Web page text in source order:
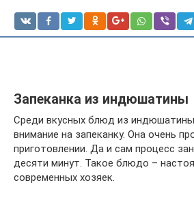
Запеканка из индюшатины
Среди вкусных блюд из
внимание на запеканку. Она очень
приготовлении. Да и сам процесс
десяти минут. Такое блюдо –
современных хозяек.